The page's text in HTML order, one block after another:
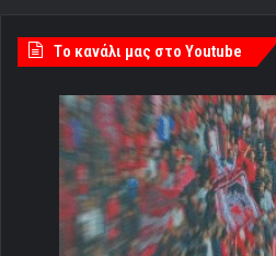
Tο κανάλι μας στο Youtube